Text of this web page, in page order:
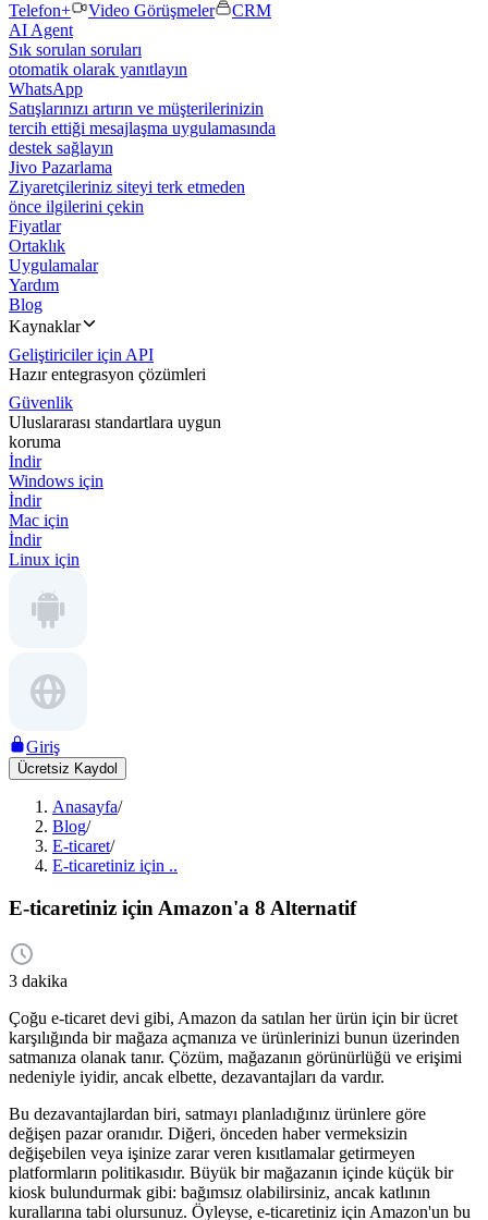
Telefon+
Video Görüşmeler
CRM
AI Agent
Sık sorulan soruları
otomatik olarak yanıtlayın
WhatsApp
Satışlarınızı artırın ve müşterilerinizin
tercih ettiği mesajlaşma uygulamasında
destek sağlayın
Jivo Pazarlama
Ziyaretçileriniz siteyi terk etmeden
önce ilgilerini çekin
Fiyatlar
Ortaklık
Uygulamalar
Yardım
Blog
Kaynaklar
Geliştiriciler için API
Hazır entegrasyon çözümleri
Güvenlik
Uluslararası standartlara uygun
koruma
İndir
Windows için
İndir
Mac için
İndir
Linux için
Giriş
Ücretsiz Kaydol
Anasayfa/
Blog/
E-ticaret/
E-ticaretiniz için ..
E-ticaretiniz için Amazon'a 8 Alternatif
3 dakika
Çoğu e-ticaret devi gibi, Amazon da satılan her ürün için bir ücret
karşılığında bir mağaza açmanıza ve ürünlerinizi bunun üzerinden
satmanıza olanak tanır. Çözüm, mağazanın görünürlüğü ve erişimi
nedeniyle iyidir, ancak elbette, dezavantajları da vardır.
Bu dezavantajlardan biri, satmayı planladığınız ürünlere göre
değişen pazar oranıdır. Diğeri, önceden haber vermeksizin
değişebilen veya işinize zarar veren kısıtlamalar getirmeyen
platformların politikasıdır. Büyük bir mağazanın içinde küçük bir
kiosk bulundurmak gibi: bağımsız olabilirsiniz, ancak katlının
kurallarına tabi olursunuz. Öyleyse, e-ticaretiniz için Amazon'un bu